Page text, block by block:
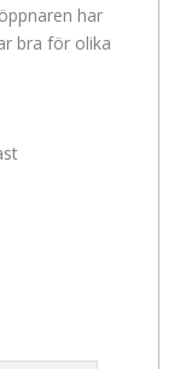
har
bra för olika